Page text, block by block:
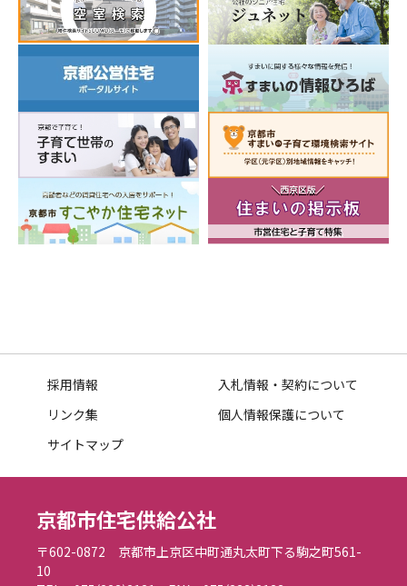
採用情報
入札情報・契約について
リンク集
個人情報保護について
サイトマップ
京都市住宅供給公社
〒602-0872 京都市上京区中町通丸太町下る駒之町561-
10